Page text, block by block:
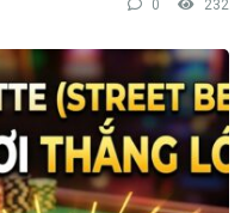
0 232